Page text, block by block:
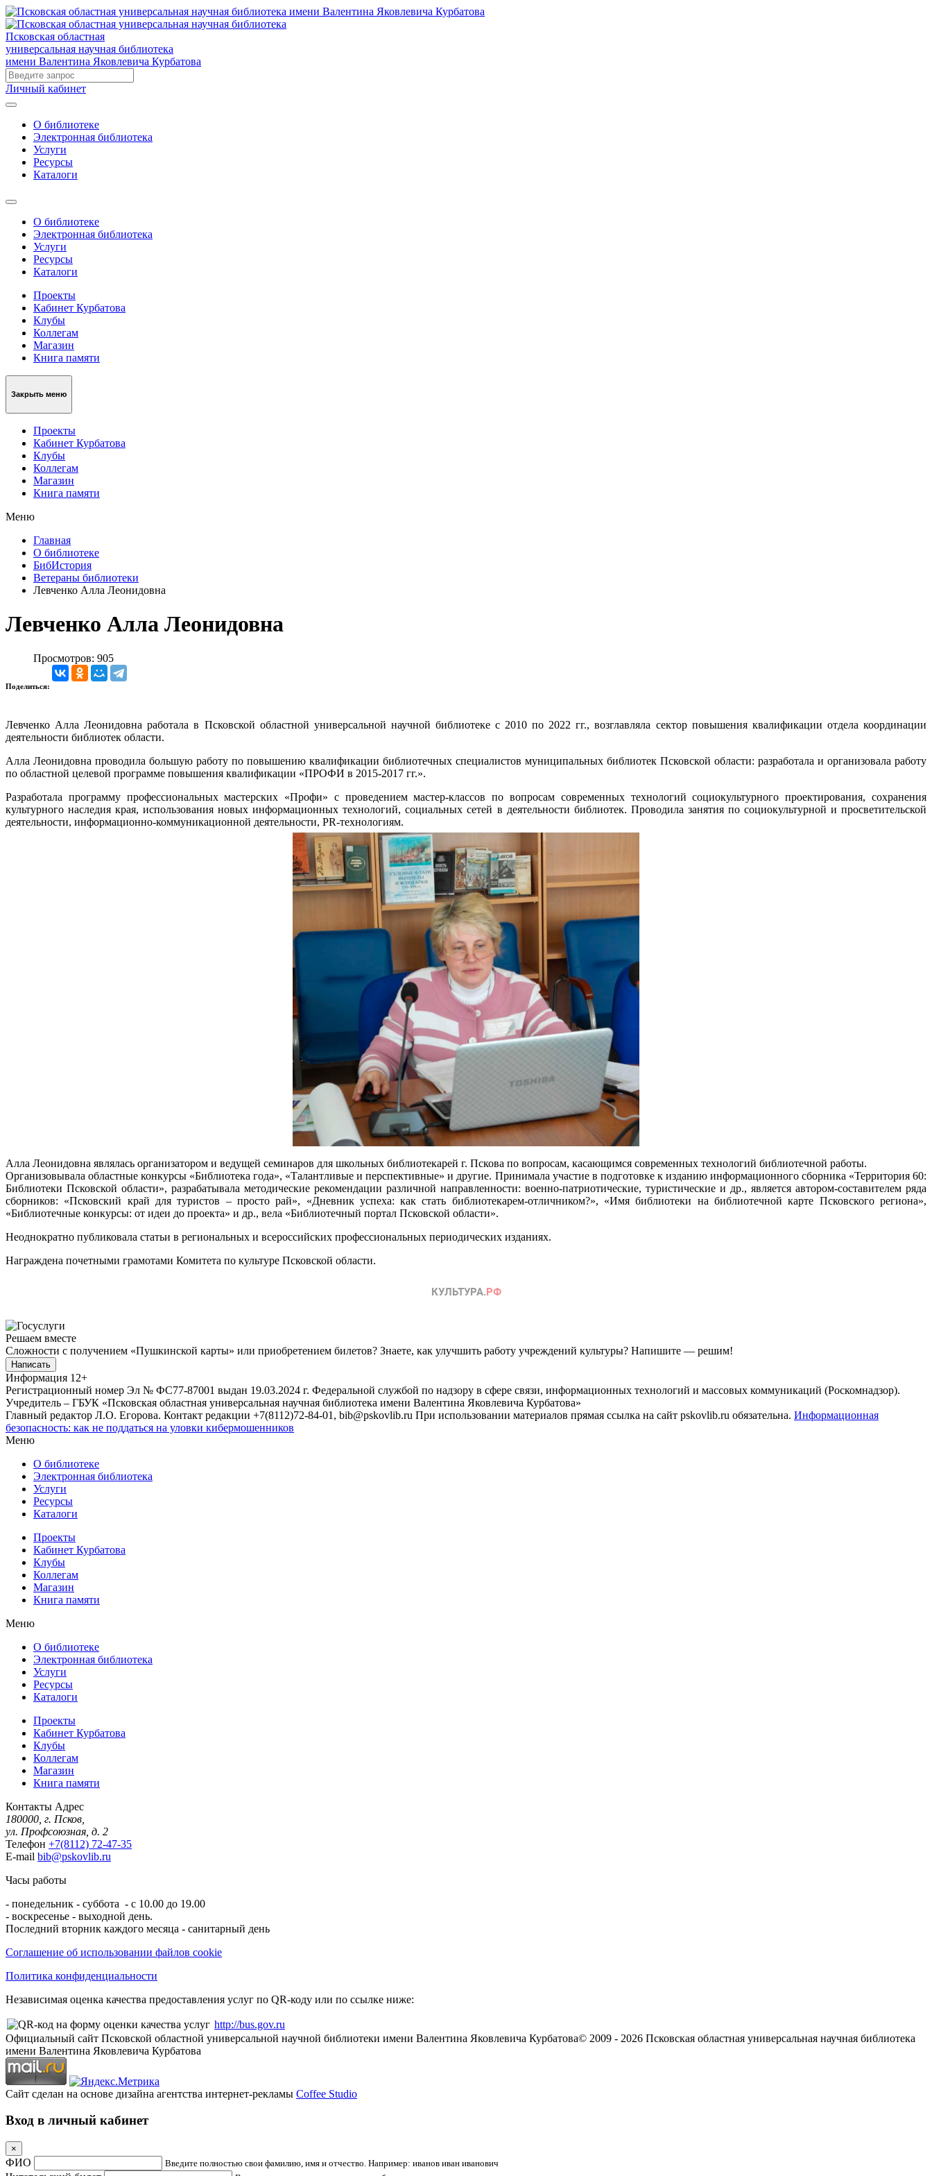
Псковская областная
универсальная научная библиотека
имени Валентина Яковлевича Курбатова
Личный кабинет
О библиотеке
Электронная библиотека
Услуги
Ресурсы
Каталоги
О библиотеке
Электронная библиотека
Услуги
Ресурсы
Каталоги
Проекты
Кабинет Курбатова
Клубы
Коллегам
Магазин
Книга памяти
Закрыть меню
Проекты
Кабинет Курбатова
Клубы
Коллегам
Магазин
Книга памяти
Меню
Главная
О библиотеке
БибИстория
Ветераны библиотеки
Левченко Алла Леонидовна
Левченко Алла Леонидовна
Просмотров: 905
Поделиться:
Левченко Алла Леонидовна работала в Псковской областной универсальной научной библиотеке с 2010 по 2022 гг., возглавляла сектор повышения квалификации отдела координации
деятельности библиотек области.
Алла Леонидовна проводила большую работу по повышению квалификации библиотечных специалистов муниципальных библиотек Псковской области: разработала и организовала работу
по областной целевой программе повышения квалификации «ПРОФИ в 2015-2017 гг.».
Разработала программу профессиональных мастерских «Профи» с проведением мастер-классов по вопросам современных технологий социокультурного проектирования, сохранения
культурного наследия края, использования новых информационных технологий, социальных сетей в деятельности библиотек. Проводила занятия по социокультурной и просветительской
деятельности, информационно-коммуникационной деятельности, PR-технологиям.
Алла Леонидовна являлась организатором и ведущей семинаров для школьных библиотекарей г. Пскова по вопросам, касающимся современных технологий библиотечной работы.
Организовывала областные конкурсы «Библиотека года», «Талантливые и перспективные» и другие. Принимала участие в подготовке к изданию информационного сборника «Территория 60:
Библиотеки Псковской области», разрабатывала методические рекомендации различной направленности: военно-патриотические, туристические и др., является автором-составителем ряда
сборников: «Псковский край для туристов – просто рай», «Дневник успеха: как стать библиотекарем-отличником?», «Имя библиотеки на библиотечной карте Псковского региона»,
«Библиотечные конкурсы: от идеи до проекта» и др., вела «Библиотечный портал Псковской области».
Неоднократно публиковала статьи в региональных и всероссийских профессиональных периодических изданиях.
Награждена почетными грамотами Комитета по культуре Псковской области.
Решаем вместе
Сложности с получением «Пушкинской карты» или приобретением билетов? Знаете, как улучшить работу учреждений культуры? Напишите — решим!
Написать
Информация 12+
Регистрационный номер Эл № ФС77-87001 выдан 19.03.2024 г. Федеральной службой по надзору в сфере связи, информационных технологий и массовых коммуникаций (Роскомнадзор).
Учредитель – ГБУК «Псковская областная универсальная научная библиотека имени Валентина Яковлевича Курбатова»
Главный редактор Л.О. Егорова. Контакт редакции +7(8112)72-84-01, bib@pskovlib.ru При использовании материалов прямая ссылка на сайт pskovlib.ru обязательна. Информационная
безопасность: как не поддаться на уловки кибермошенников
Меню
О библиотеке
Электронная библиотека
Услуги
Ресурсы
Каталоги
Проекты
Кабинет Курбатова
Клубы
Коллегам
Магазин
Книга памяти
Меню
О библиотеке
Электронная библиотека
Услуги
Ресурсы
Каталоги
Проекты
Кабинет Курбатова
Клубы
Коллегам
Магазин
Книга памяти
Контакты Адрес
180000, г. Псков,
ул. Профсоюзная, д. 2
Телефон +7(8112) 72-47-35
E-mail bib@pskovlib.ru
Часы работы
- понедельник - суббота - с 10.00 до 19.00
- воскресенье - выходной день.
Последний вторник каждого месяца - санитарный день
Соглашение об использовании файлов cookie
Политика конфиденциальности
Независимая оценка качества предоставления услуг по QR-коду или по ссылке ниже:
http://bus.gov.ru
Официальный сайт Псковской областной универсальной научной библиотеки имени Валентина Яковлевича Курбатова© 2009 - 2026 Псковская областная универсальная научная библиотека
имени Валентина Яковлевича Курбатова
Сайт сделан на основе дизайна агентства интернет-рекламы Coffee Studio
Вход в личный кабинет
×
ФИО Введите полностью свои фамилию, имя и отчество. Например: иванов иван иванович